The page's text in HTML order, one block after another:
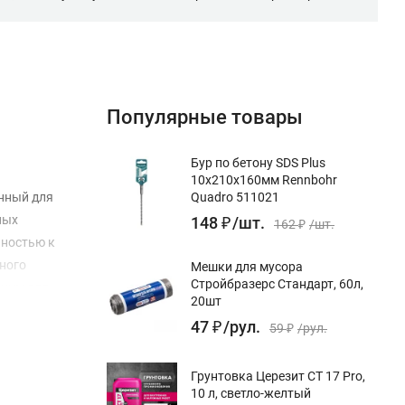
для
к
для
Популярные товары
Бур по бетону SDS Plus
10x210х160мм Rennbohr
Quadro 511021
148₽/шт. 162₽ /шт.
Мешки для мусора
Стройбразерс Стандарт, 60л,
20шт
47₽/рул. 59₽ /рул.
Грунтовка Церезит CT 17 Pro,
10 л, светло-желтый